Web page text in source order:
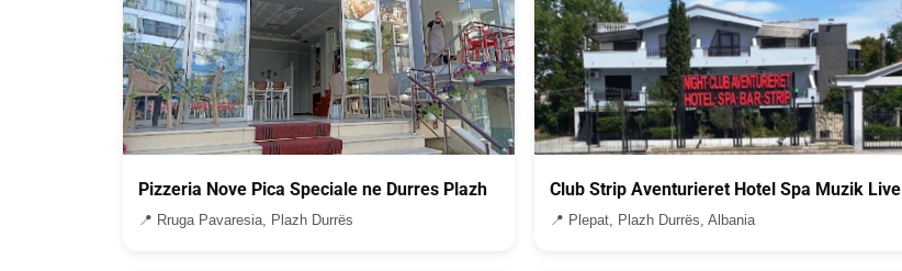
Pizzeria Nove Pica Speciale ne Durres Plazh
📍 Rruga Pavaresia, Plazh Durrës
Club Strip Aventurieret Hotel Spa Muzik Live
📍 Plepat, Plazh Durrës, Albania